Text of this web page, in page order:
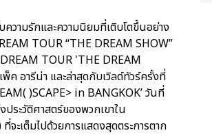
ความรักและความนิยมที่เติบโตขึ้นอย่าง
TOUR “THE DREAM SHOW”
TOUR 'THE DREAM
อารีน่า และล่าสุดกับเวิลด์ทัวร์ครั้งที่
)SCAPE> in BANGKOK’ วันที่
ะวัติศาสตร์ของพวกเขาใน
จะเต็มไปด้วยการแสดงสุดตระการตาก